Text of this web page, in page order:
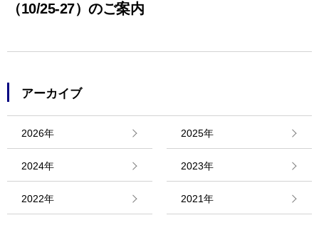
当会について
刊行物
情報館
（10/25-27）のご案内
アーカイブ
2026年 2025年
2024年 2023年
2022年 2021年